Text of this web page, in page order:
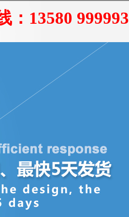
： 13580 999993